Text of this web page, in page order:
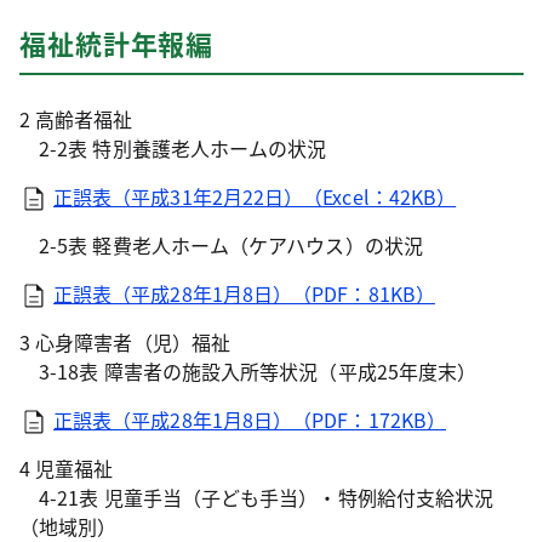
福祉統計年報編
2 高齢者福祉
2-2表 特別養護老人ホームの状況
正誤表（平成31年2月22日）（Excel：42KB）
2-5表 軽費老人ホーム（ケアハウス）の状況
正誤表（平成28年1月8日）（PDF：81KB）
3 心身障害者（児）福祉
3-18表 障害者の施設入所等状況（平成25年度末）
正誤表（平成28年1月8日）（PDF：172KB）
4 児童福祉
4-21表 児童手当（子ども手当）・特例給付支給状況
（地域別）